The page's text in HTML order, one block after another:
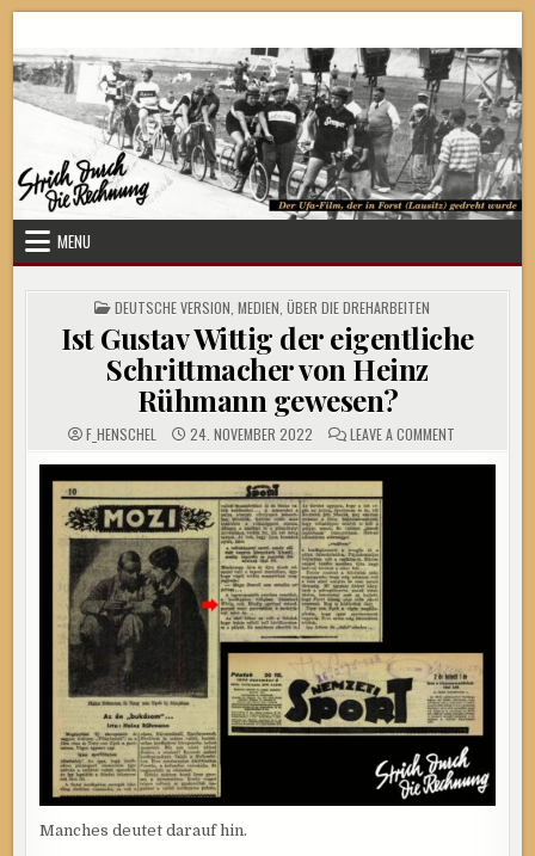
content
Strich durch die Rechnung
MENU
POSTED
IN
DEUTSCHE VERSION MEDIEN ÜBER DIE DREHARBEITEN
Ist Gustav Wittig der eigentliche
Schrittmacher von Heinz
Rühmann gewesen?
F_HENSCHEL 24. NOVEMBER 2022 LEAVE A COMMENT
GUSTAV
Manches deutet darauf hin.